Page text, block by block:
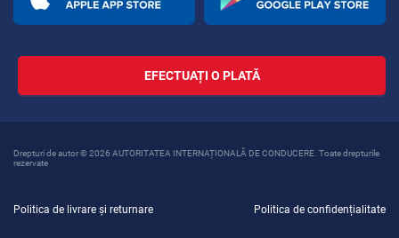
EFECTUAȚI O PLATĂ
Drepturi de autor © 2026 AUTORITATEA INTERNAȚIONALĂ DE CONDUCERE. Toate drepturile
rezervate
Politica de livrare și returnare Politica de confidențialitate